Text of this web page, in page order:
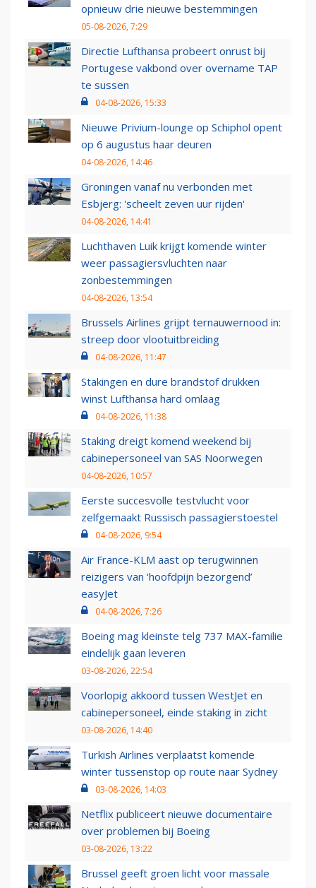
opnieuw drie nieuwe bestemmingen
05-08-2026, 7:29
Directie Lufthansa probeert onrust bij
Portugese vakbond over overname TAP
te sussen
04-08-2026, 15:33
Nieuwe Privium-lounge op Schiphol opent
op 6 augustus haar deuren
04-08-2026, 14:46
Groningen vanaf nu verbonden met
Esbjerg: 'scheelt zeven uur rijden'
04-08-2026, 14:41
Luchthaven Luik krijgt komende winter
weer passagiersvluchten naar
zonbestemmingen
04-08-2026, 13:54
Brussels Airlines grijpt ternauwernood in:
streep door vlootuitbreiding
04-08-2026, 11:47
Stakingen en dure brandstof drukken
winst Lufthansa hard omlaag
04-08-2026, 11:38
Staking dreigt komend weekend bij
cabinepersoneel van SAS Noorwegen
04-08-2026, 10:57
Eerste succesvolle testvlucht voor
zelfgemaakt Russisch passagierstoestel
04-08-2026, 9:54
Air France-KLM aast op terugwinnen
reizigers van ‘hoofdpijn bezorgend’
easyJet
04-08-2026, 7:26
Boeing mag kleinste telg 737 MAX-familie
eindelijk gaan leveren
03-08-2026, 22:54
Voorlopig akkoord tussen WestJet en
cabinepersoneel, einde staking in zicht
03-08-2026, 14:40
Turkish Airlines verplaatst komende
winter tussenstop op route naar Sydney
03-08-2026, 14:03
Netflix publiceert nieuwe documentaire
over problemen bij Boeing
03-08-2026, 13:22
Brussel geeft groen licht voor massale